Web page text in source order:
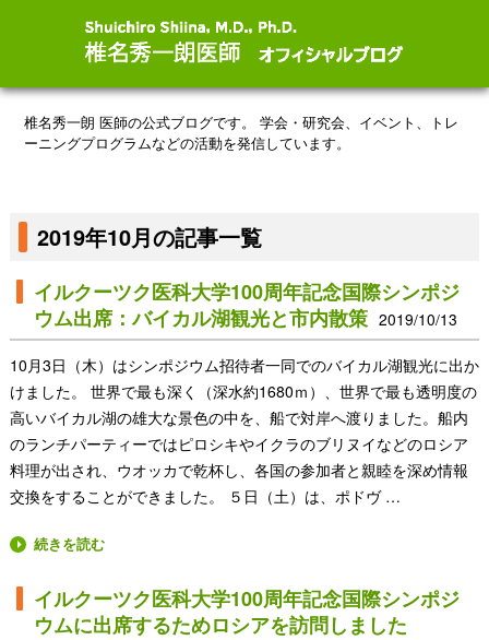
椎名秀一朗 医師の公式ブログです。
学会・研究会、イベント、トレ
ーニングプログラムなどの活動を発信しています。
2019年10月の記事一覧
イルクーツク医科大学100周年記念国際シンポジ
ウム出席：バイカル湖観光と市内散策 2019/10/13
10月3日（木）はシンポジウム招待者一同でのバイカル湖観光に出か
けました。 世界で最も深く（深水約1680ｍ）、世界で最も透明度の
高いバイカル湖の雄大な景色の中を、船で対岸へ渡りました。船内
のランチパーティーではピロシキやイクラのブリヌイなどのロシア
料理が出され、ウオッカで乾杯し、各国の参加者と親睦を深め情報
交換をすることができました。 ５日（土）は、ポドヴ …
続きを読む
イルクーツク医科大学100周年記念国際シンポジ
ウムに出席するためロシアを訪問しました